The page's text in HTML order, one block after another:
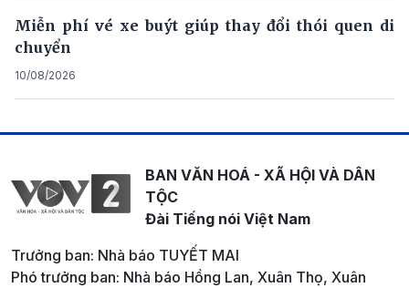
Miễn phí vé xe buýt giúp thay đổi thói quen di
chuyển
10/08/2026
BAN VĂN HOÁ - XÃ HỘI VÀ DÂN
TỘC
Đài Tiếng nói Việt Nam
Trưởng ban: Nhà báo TUYẾT MAI
Phó trưởng ban: Nhà báo Hồng Lan, Xuân Thọ, Xuân